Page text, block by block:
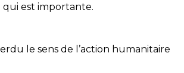
est importante.
le sens de l’action humanitaire